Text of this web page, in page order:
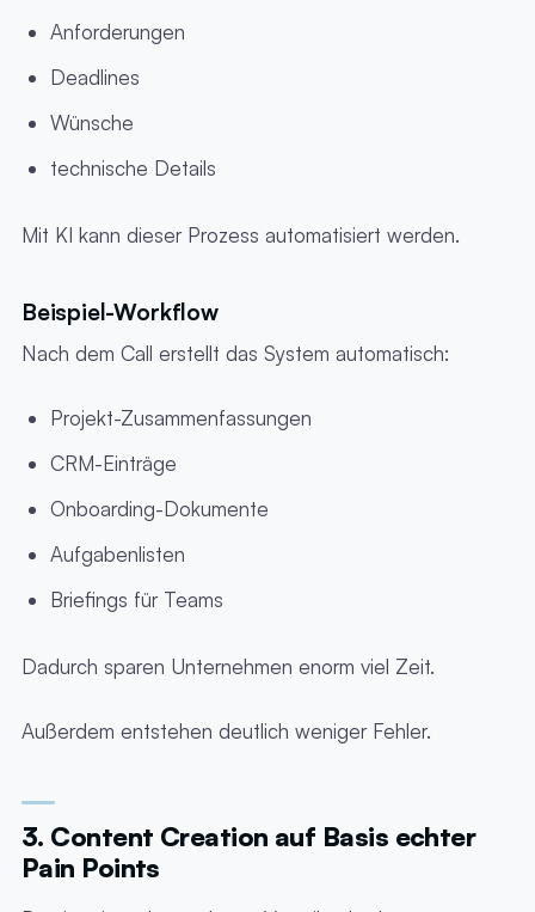
Anforderungen
Deadlines
Wünsche
technische Details
Mit KI kann dieser Prozess automatisiert werden.
Beispiel-Workflow
Nach dem Call erstellt das System automatisch:
Projekt-Zusammenfassungen
CRM-Einträge
Onboarding-Dokumente
Aufgabenlisten
Briefings für Teams
Dadurch sparen Unternehmen enorm viel Zeit.
Außerdem entstehen deutlich weniger Fehler.
3. Content Creation auf Basis echter
Pain Points